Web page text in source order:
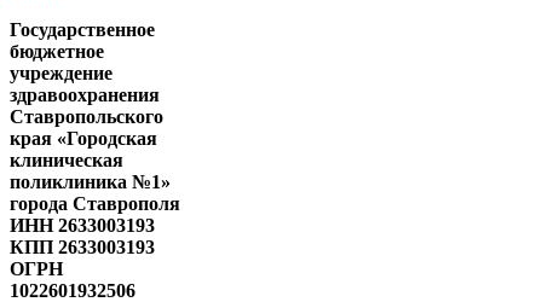
Государственное
бюджетное
учреждение
здравоохранения
Ставропольского
края «Городская
клиническая
поликлиника №1»
города Ставрополя
ИНН 2633003193
КПП 2633003193
ОГРН
1022601932506